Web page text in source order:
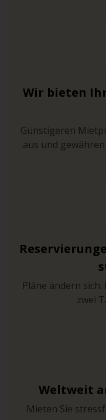
Wir bieten
Günstigeren
aus und
Pläne ändern
zwei
Weltweit
Mieten Sie